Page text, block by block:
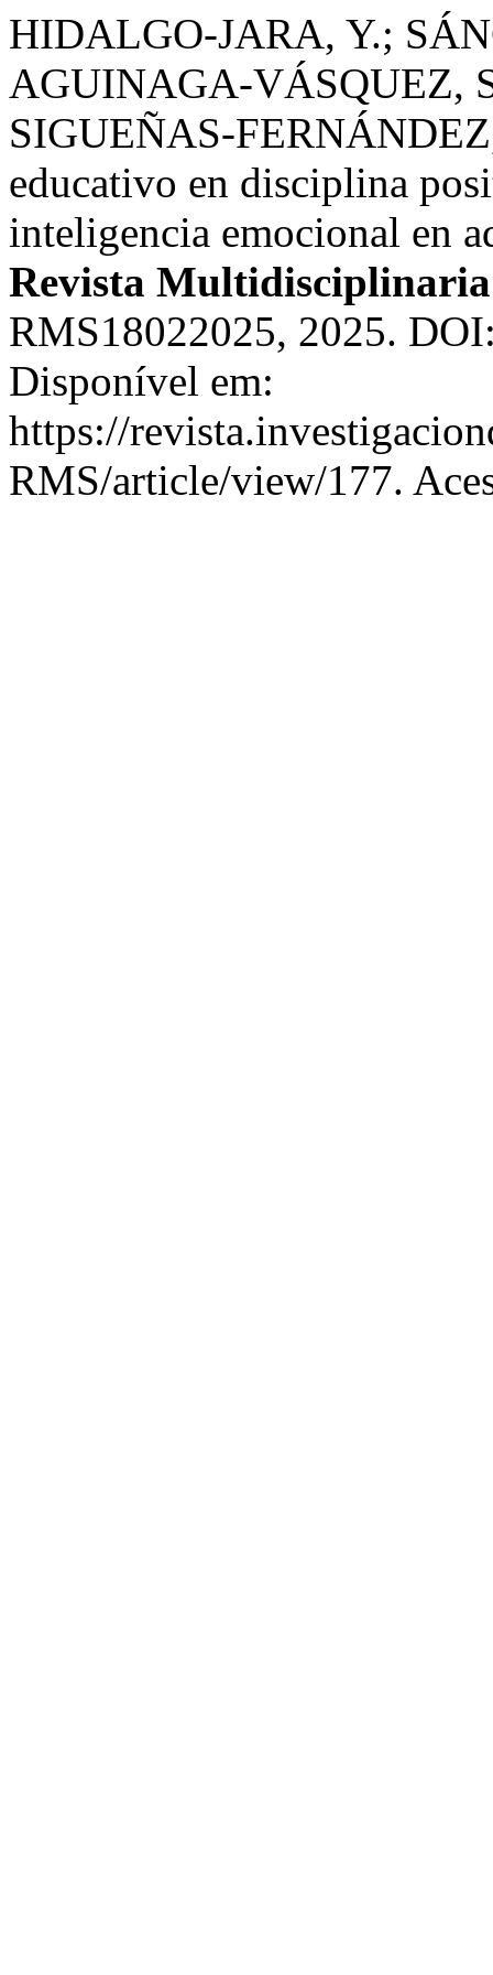
HIDALGO-JARA, Y.;
AGUINAGA-VÁSQUEZ,
SIGUEÑAS-
educativo en disciplina
inteligencia emocional en
Revista Multidisciplinaria
RMS18022025, 2025.
Disponível em:
https://
RMS/article/view/177.